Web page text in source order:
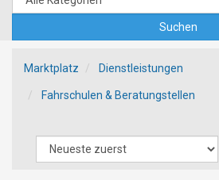
Marktplatz Dienstleistungen
Fahrschulen & Beratungstellen